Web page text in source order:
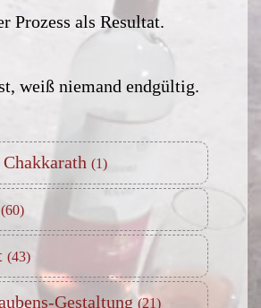
Prozess als Resultat.
weiß niemand endgültig.
Chakkarath
Gestaltung